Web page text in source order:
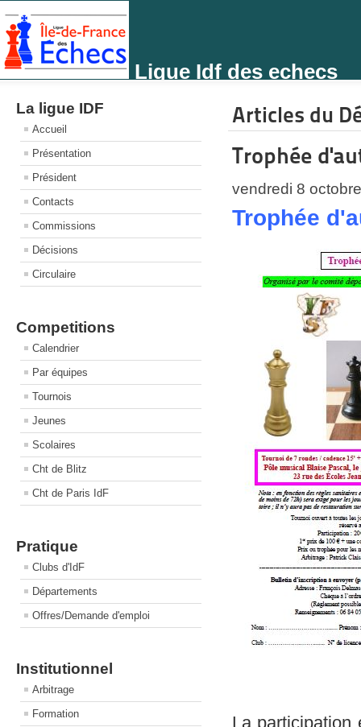
Ligue Idf des echecs
La ligue IDF
Accueil
Présentation
Président
Contacts
Commissions
Décisions
Circulaire
Competitions
Calendrier
Par équipes
Tournois
Jeunes
Scolaires
Cht de Blitz
Cht de Paris IdF
Pratique
Clubs d'IdF
Départements
Offres/Demande d'emploi
Institutionnel
Arbitrage
Formation
Articles du
Trophée
vendredi 8
Trophée
La participation